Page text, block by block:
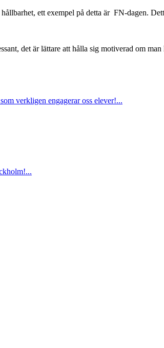
ett exempel på detta är FN-dagen.
det är lättare att hålla sig motiverad om man
verkligen engagerar oss elever!...